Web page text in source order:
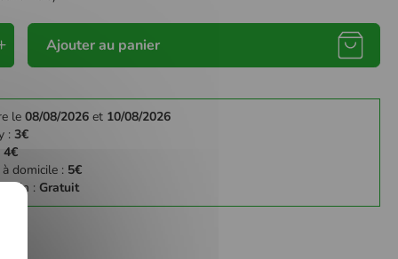
Ajouter au panier
le08/08/2026 et 10/08/2026
:3€
4€
domicile : 5€
: Gratuit